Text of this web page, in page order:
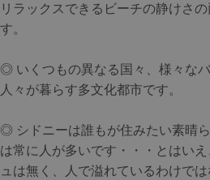
リラックスできるビーチの静けさ
す。
◎ いくつもの異なる国々、様々な
人々が暮らす多文化都市です。
◎ シドニーは誰もが住みたい素晴
は常に人が多いです・・・とはい
ュは無く、人で溢れているわけでは